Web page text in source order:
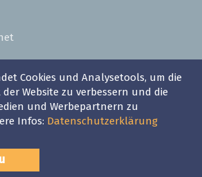
Cookies und Analysetools, um die
Website zu verbessern und die
und Werbepartnern zu
Infos: Datenschutzerklärung